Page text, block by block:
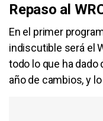
Repaso al
En el primer
indiscutible será el
todo lo que ha
año de cambios, y